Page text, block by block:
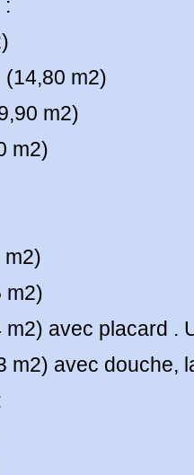
:
m2)
m2)
m2)
m2)
m2)
avec placard .
m2) avec douche,